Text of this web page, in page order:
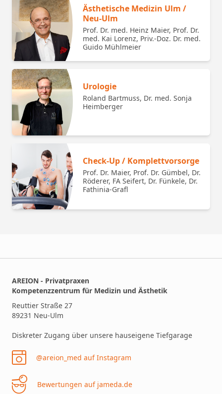
Ästhetische Medizin Ulm /
Neu-Ulm
Prof. Dr. med. Heinz Maier, Prof. Dr.
med. Kai Lorenz, Priv.-Doz. Dr. med.
Guido Mühlmeier
Urologie
Roland Bartmuss, Dr. med. Sonja
Heimberger
Check-Up / Komplettvorsorge
Prof. Dr. Maier, Prof. Dr. Gümbel, Dr.
Röderer, FA Seifert, Dr. Fünkele, Dr.
Fathinia-Grafl
AREION - Privatpraxen
Kompetenzzentrum für Medizin und Ästhetik
Reuttier Straße 27
89231 Neu-Ulm
Diskreter Zugang über unsere hauseigene Tiefgarage
@areion_med auf Instagram
Bewertungen auf jameda.de